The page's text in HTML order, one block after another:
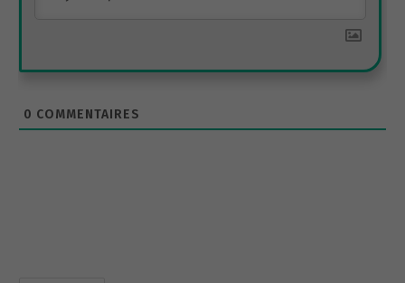
0 COMMENTAIRES